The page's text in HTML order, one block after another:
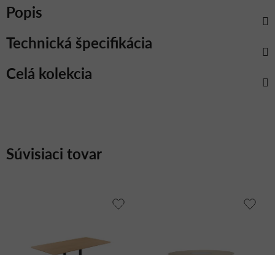
Popis
Celá kolekcia
Technická špecifikácia
Súvisiaci tovar